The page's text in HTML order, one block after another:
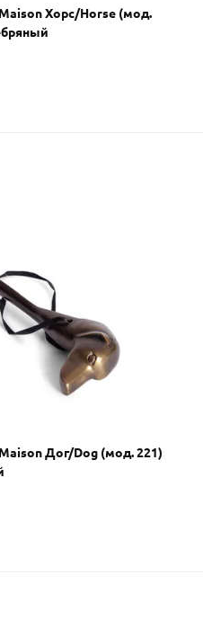
Хорс/Horse (мод.
Дог/Dog (мод. 221)